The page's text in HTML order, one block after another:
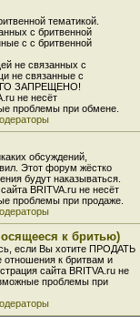
тематикой.
с бритвенной
с с бритвенной
не связанных с
не связанные с
ЗАПРЕЩЕНО!
не несёт
проблемы при обмене.
обсуждений,
Этот форум жёстко
будут наказываться.
BRITVA.ru не несёт
проблемы при продаже.
к бритью)
если Вы хотите ПРОДАТЬ
к бритвам и
сайта BRITVA.ru не
проблемы при